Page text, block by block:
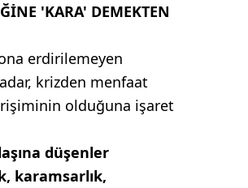
'KARA' DEMEKTEN
erdirilemeyen
krizden menfaat
olduğuna işaret
düşenler
karamsarlık,